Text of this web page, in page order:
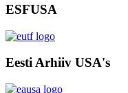
ESFUSA
Eesti Arhiiv USA's